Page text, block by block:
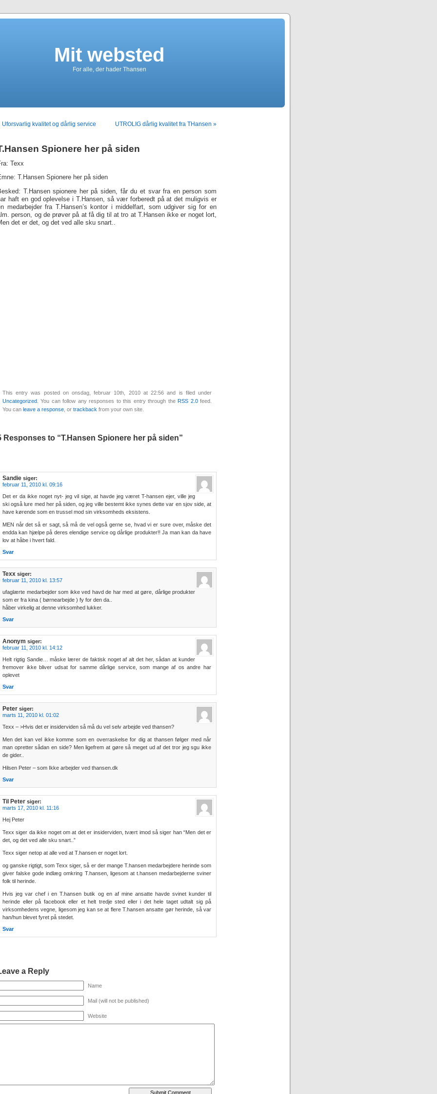
Mit websted
For alle, der hader Thansen
Uforsvarlig kvalitet og dårlig service UTROLIG dårlig kvalitet fra THansen »
Spionere her på siden
Texx
T.Hansen Spionere her på siden
T.Hansen spionere her på siden, får du et svar fra en person som
haft en god oplevelse i T.Hansen, så vær forberedt på at det muligvis er
medarbejder fra T.Hansen’s kontor i middelfart, som udgiver sig for en
person, og de prøver på at få dig til at tro at T.Hansen ikke er noget lort,
det er det, og det ved alle sku snart..
This entry was posted on onsdag, februar 10th, 2010 at 22:56 and is filed under
Uncategorized . You can follow any responses to this entry through the RSS 2.0feed.
You can leave a response , or trackback from your own site.
Responses to “T.Hansen Spionere her på siden”
Sandie siger:
februar 11, 2010 kl. 09:16
Det er da ikke noget nyt- jeg vil sige, at havde jeg været T-hansen ejer, ville jeg
ski også lure med her på siden, og jeg ville bestemt ikke synes dette var en sjov side, at
have kørende som en trussel mod sin virksomheds eksistens.
MEN når det så er sagt, så må de vel også gerne se, hvad vi er sure over, måske det
endda kan hjælpe på deres elendige service og dårlige produkter!! Ja man kan da have
lov at håbe i hvert fald.
Svar
Texx siger:
februar 11, 2010 kl. 13:57
ufaglærte medarbejder som ikke ved havd de har med at gøre, dårlige produkter
som er fra kina ( børnearbejde ) fy for den da..
håber virkelig at denne virksomhed lukker.
Svar
Anonym siger:
februar 11, 2010 kl. 14:12
Helt rigtig Sandie… måske lærer de faktisk noget af alt det her, sådan at kunder
fremover ikke bliver udsat for samme dårlige service, som mange af os andre har
oplevet
Svar
Peter siger:
marts 11, 2010 kl. 01:02
Texx – >Hvis det er insiderviden så må du vel selv arbejde ved thansen?
Men det kan vel ikke komme som en overraskelse for dig at thansen følger med når
man opretter sådan en side? Men ligefrem at gøre så meget ud af det tror jeg sgu ikke
de gider..
Hilsen Peter – som Ikke arbejder ved thansen.dk
Svar
Til Peter siger:
marts 17, 2010 kl. 11:16
Hej Peter
Texx siger da ikke noget om at det er insiderviden, tvært imod så siger han “Men det er
det, og det ved alle sku snart..”
Texx siger netop at alle ved at T.hansen er noget lort.
og ganske rigtigt, som Texx siger, så er der mange T.hansen medarbejdere herinde som
giver falske gode indlæg omkring T.hansen, ligesom at t.hansen medarbejderne sviner
folk til herinde.
Hvis jeg var chef i en T.hansen butik og en af mine ansatte havde svinet kunder til
herinde eller på facebook eller et helt tredje sted eller i det hele taget udtalt sig på
virksomhedens vegne, ligesom jeg kan se at flere T.hansen ansatte gør herinde, så var
han/hun blevet fyret på stedet.
Svar
a Reply
Name
Mail (will not be published)
Website